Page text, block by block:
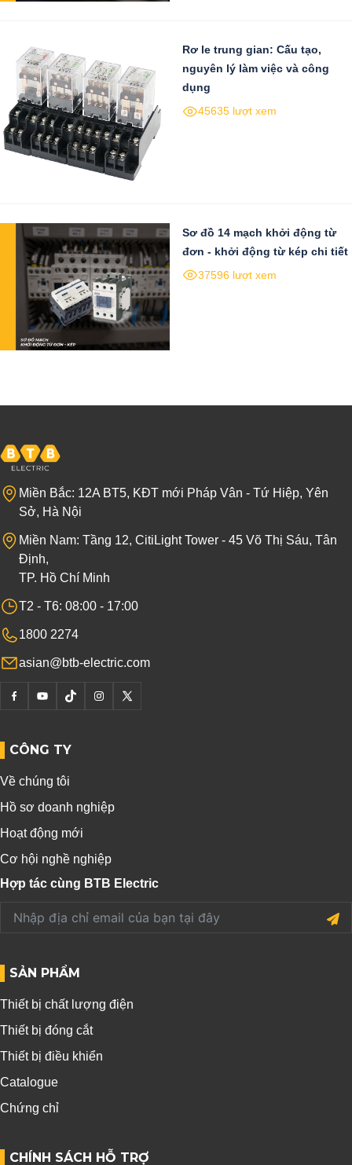
Rơ le trung gian: Cấu tạo,
nguyên lý làm việc và công
dụng
45635 lượt xem
Sơ đồ 14 mạch khởi động từ
đơn - khởi động từ kép chi tiết
37596 lượt xem
Miền Bắc: 12A BT5, KĐT mới Pháp Vân - Tứ Hiệp, Yên
Sở, Hà Nội
Miền Nam: Tầng 12, CitiLight Tower - 45 Võ Thị Sáu, Tân
Định,
TP. Hồ Chí Minh
T2 - T6: 08:00 - 17:00
1800 2274
asian@btb-electric.com
CÔNG TY
Về chúng tôi
Hồ sơ doanh nghiệp
Hoạt động mới
Cơ hội nghề nghiệp
Hợp tác cùng BTB Electric
SẢN PHẨM
Thiết bị chất lượng điện
Thiết bị đóng cắt
Thiết bị điều khiển
Catalogue
Chứng chỉ
CHÍNH SÁCH HỖ TRỢ